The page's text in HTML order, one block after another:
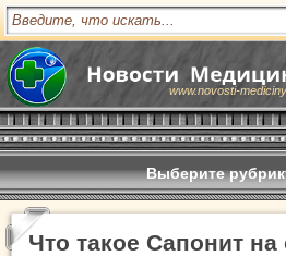
www.novosti-
Выберите
Что такое Сапонит